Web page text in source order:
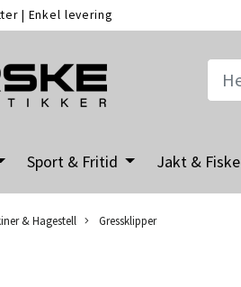
| Enkel levering
Sport & Fritid Jakt & Fiske
& Hagestell Gressklipper